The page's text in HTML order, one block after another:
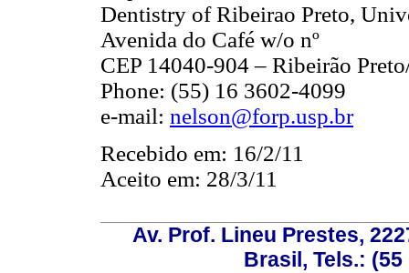
Dentistry of Ribeirao Preto,
Avenida do Café w/o nº
CEP 14040-904 – Ribeirão
Phone: (55) 16 3602-4099
e-mail: nelson@forp.usp.br
Recebido em: 16/2/11
Aceito em: 28/3/11
Av. Prof. Lineu Prestes,
Brasil, Tels.: (55